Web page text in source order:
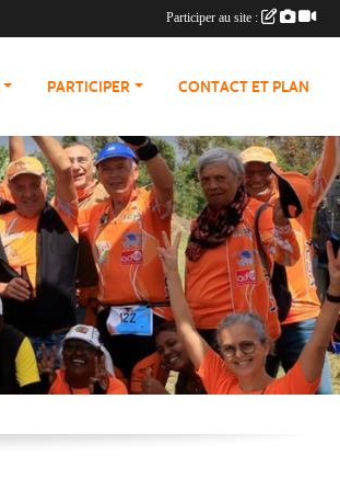
PARTICIPER CONTACT ET PLAN
Participer au site :